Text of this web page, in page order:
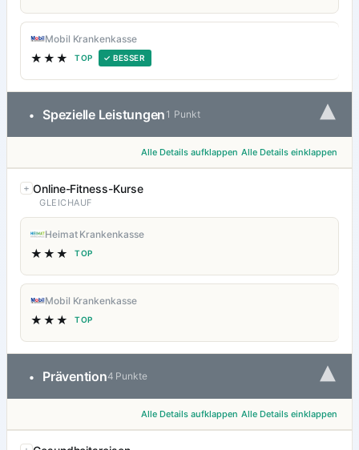
Mobil Krankenkasse
★★★ TOP ✓ BESSER
• Spezielle Leistungen 1 Punkt ▾
Alle Details aufklappen Alle Details einklappen
Online-Fitness-Kurse
GLEICHAUF
Heimat Krankenkasse
★★★ TOP
Mobil Krankenkasse
★★★ TOP
• Prävention4 Punkte ▾
Alle Details aufklappen Alle Details einklappen